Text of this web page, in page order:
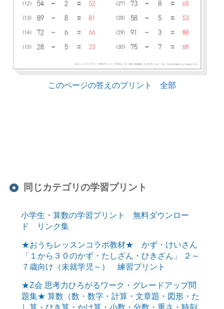
このページの答えのプリント 全部
同じカテゴリの学習プリント
小学生・算数の学習プリント 無料ダウンロー
ド リンク集
★おうちレッスンコラボ教材★ かず・けいさん
「１から３０のかず・たしざん・ひきざん」 ２～
７歳向け（未就学児～） 練習プリント
★Z会 思考力ひろがるワーク・グレードアップ問
題集★ 算数（数・数字・計算・文章題・図形・た
し算・ひき算・かけ算・小数・分数・重さ・時刻